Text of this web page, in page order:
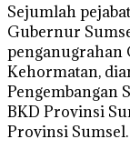
Sejumlah
Gubernur
penganugrahan
Kehormatan,
Pengembangan
BKD Provinsi
Provinsi Sumsel.